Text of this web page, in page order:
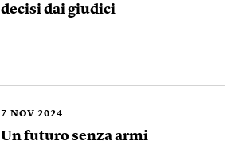
decisi dai giudici
7 NOV 2024
Un futuro senza armi